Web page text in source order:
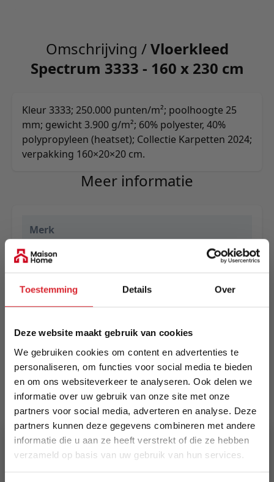
Toestemming Details Over
Deze website maakt gebruik van cookies
We gebruiken cookies om content en advertenties te
personaliseren, om functies voor social media te bieden
en om ons websiteverkeer te analyseren. Ook delen we
informatie over uw gebruik van onze site met onze
partners voor social media, adverteren en analyse. Deze
partners kunnen deze gegevens combineren met andere
informatie die u aan ze heeft verstrekt of die ze hebben
verzameld op basis van uw gebruik van hun services.
Omschrijving /Vloerkleed
Spectrum 3333 - 160 x 230 cm
Kleur 3333; 250.000 punten/m²; poolhoogte 25
mm; gewicht 3.900 g/m²; 60% polyester, 40%
polypropyleen (heatset); Collectie Karpetten 2024;
verpakking 160×20×20 cm.
Meer informatie
Merk
EAN
5414452779660
€ 349,00
Levertijd
Informeer naar de actuele levertijd
Kleur
3333
Maat
160 x 230 cm